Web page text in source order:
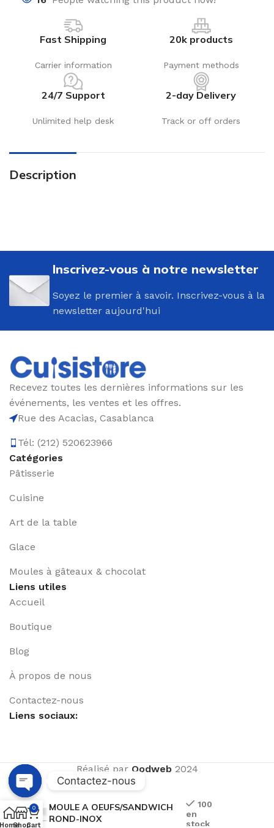
Fast Shipping
Carrier information
20k products
Payment methods
24/7 Support
Unlimited help desk
2-day Delivery
Track or off orders
Description
Inscrivez-vous à notre newsletter
Soyez le premier à savoir. Inscrivez-vous à la
newsletter aujourd'hui
Recevez toutes les dernières informations sur les
événements, les ventes et les offres.
Rue des Acacias, Casablanca
Tél: (212) 520623966
Catégories
Pâtisserie
Cuisine
Art de la table
Glace
Moules à gâteaux & chocolat
Liens utiles
Accueil
Boutique
Blog
À propos de nous
Contactez-nous
Liens sociaux:
Réalisé par Qodweb2024
MOULE A OEUFS/SANDWICH
ROND-INOX
100
en
stock
HomeShop
0
Cart
Contactez-nous
Open
chaty